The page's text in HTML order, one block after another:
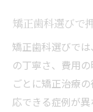
契約前
費用ト
歯医
矯正歯科選びで
矯正歯科選びで
の丁寧さ、費用
ごとに矯正治療
応できる症例が